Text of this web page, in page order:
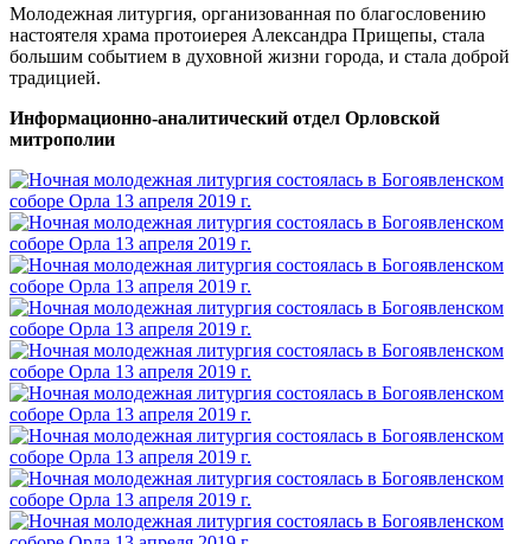
Молодежная литургия, организованная по благословению
настоятеля храма протоиерея Александра Прищепы, стала
большим событием в духовной жизни города, и стала доброй
традицией.
Информационно-аналитический отдел Орловской
митрополии